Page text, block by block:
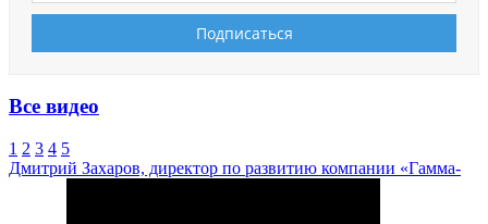
Все видео
1 2 3 4 5
Дмитрий Захаров, директор по развитию компании «Гамма-